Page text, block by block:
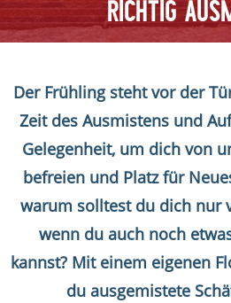
RICHTIG
Der Frühling steht vor der
Zeit des Ausmistens und
Gelegenheit, um dich von
befreien und Platz für
warum solltest du dich nur
wenn du auch noch
kannst? Mit einem eigenen
du ausgemistete